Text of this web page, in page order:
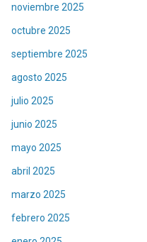
noviembre 2025
octubre 2025
septiembre 2025
agosto 2025
julio 2025
junio 2025
mayo 2025
abril 2025
marzo 2025
febrero 2025